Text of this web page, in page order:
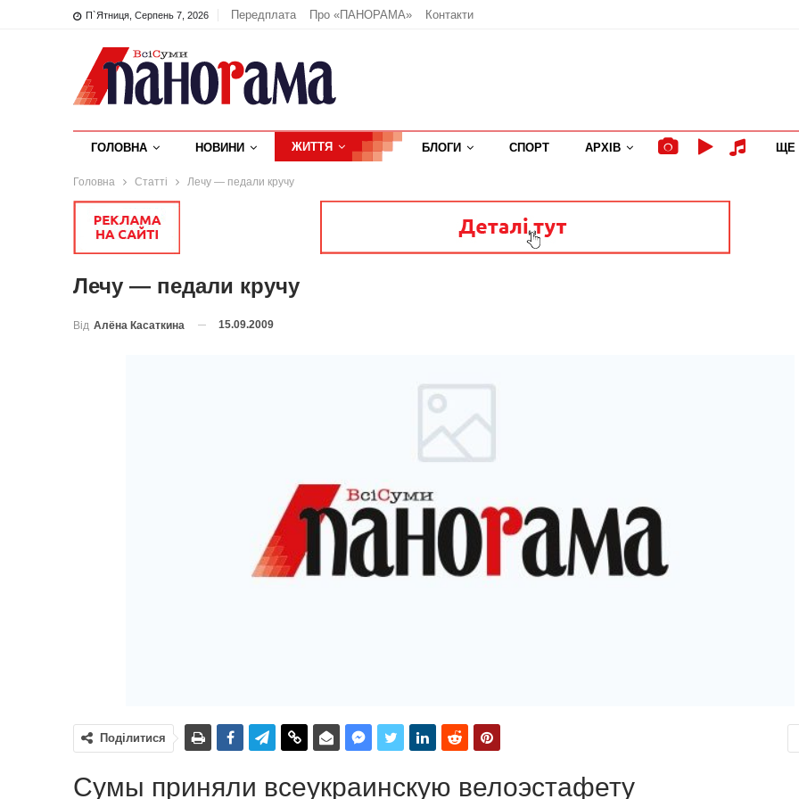
П`ятниця, Серпень 7, 2026 Передплата Про «ПАНОРАМА» Контакти
ГОЛОВНА НОВИНИ ЖИТТЯ БЛОГИ СПОРТ АРХІВ ЩЕ
Головна Статті Лечу — педали кручу
Лечу — педали кручу
Від Алёна Касаткина 15.09.2009
Поділитися
Сумы приняли всеукраинскую велоэстафету